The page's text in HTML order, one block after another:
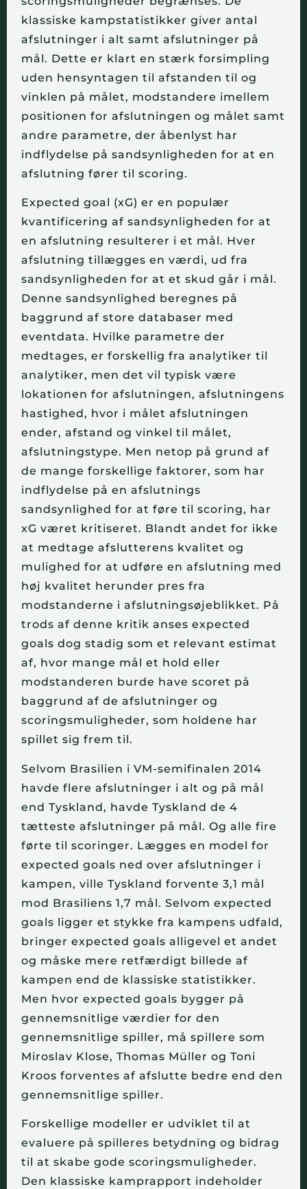
klassiske kampstatistikker giver antal
afslutninger i alt samt afslutninger på
mål. Dette er klart en stærk forsimpling
uden hensyntagen til afstanden til og
vinklen på målet, modstandere imellem
positionen for afslutningen og målet samt
andre parametre, der åbenlyst har
indflydelse på sandsynligheden for at en
afslutning fører til scoring.
Expected goal (xG) er en populær
kvantificering af sandsynligheden for at
en afslutning resulterer i et mål. Hver
afslutning tillægges en værdi, ud fra
sandsynligheden for at et skud går i mål.
Denne sandsynlighed beregnes på
baggrund af store databaser med
eventdata. Hvilke parametre der
medtages, er forskellig fra analytiker til
analytiker, men det vil typisk være
lokationen for afslutningen, afslutningens
hastighed, hvor i målet afslutningen
ender, afstand og vinkel til målet,
afslutningstype. Men netop på grund af
de mange forskellige faktorer, som har
indflydelse på en afslutnings
sandsynlighed for at føre til scoring, har
xG været kritiseret. Blandt andet for ikke
at medtage afslutterens kvalitet og
mulighed for at udføre en afslutning med
høj kvalitet herunder pres fra
modstanderne i afslutningsøjeblikket. På
trods af denne kritik anses expected
goals dog stadig som et relevant estimat
af, hvor mange mål et hold eller
modstanderen burde have scoret på
baggrund af de afslutninger og
scoringsmuligheder, som holdene har
spillet sig frem til.
Selvom Brasilien i VM-semifinalen 2014
havde flere afslutninger i alt og på mål
end Tyskland, havde Tyskland de 4
tætteste afslutninger på mål. Og alle fire
førte til scoringer. Lægges en model for
expected goals ned over afslutninger i
kampen, ville Tyskland forvente 3,1 mål
mod Brasiliens 1,7 mål. Selvom expected
goals ligger et stykke fra kampens udfald,
bringer expected goals alligevel et andet
og måske mere retfærdigt billede af
kampen end de klassiske statistikker.
Men hvor expected goals bygger på
gennemsnitlige værdier for den
gennemsnitlige spiller, må spillere som
Miroslav Klose, Thomas Müller og Toni
Kroos forventes af afslutte bedre end den
gennemsnitlige spiller.
Forskellige modeller er udviklet til at
evaluere på spilleres betydning og bidrag
til at skabe gode scoringsmuligheder.
Den klassiske kamprapport indeholder